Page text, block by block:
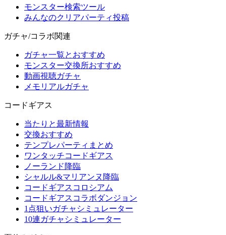
モンスター検索ツール
みんなのクリアパーティ投稿
ガチャ/コラボ関連
ガチャ一覧とおすすめ
モンスター交換所おすすめ
動画視聴ガチャ
メモリアルガチャ
コードギアス
当たりと最新情報
交換おすすめ
テンプレパーティまとめ
ワンタッチコードギアス
ノーランド降臨
シャルル&マリアンヌ降臨
コードギアスコロシアム
コードギアスコラボダンジョン
1点狙いガチャシミュレーター
10連ガチャシミュレーター